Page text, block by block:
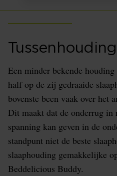
Tussenhouding
Een minder bekende
half op de zij gedraaide
bovenste been vaak over het
Dit maakt dat de onderrug
spanning kan geven in de
standpunt niet de beste
slaaphouding gemakkelijke
Beddelicious Buddy.